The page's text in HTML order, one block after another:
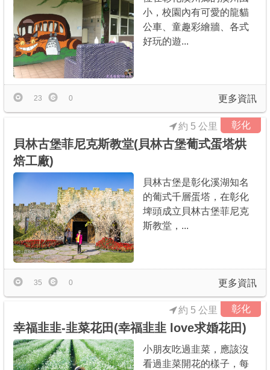
小，校園內有可愛的龍貓
公車、童趣彩繪牆、各式
好玩的遊...
更多資訊
23 0
彰化
約 5 公里
貝林古堡菲尼克斯教堂(貝林古堡葡式蛋塔烘
焙工廠)
貝林古堡是彰化溪湖知名
的葡式千層蛋塔，在彰化
埤頭成立貝林古堡菲尼克
斯教堂，...
更多資訊
35 0
彰化
約 5 公里
幸福韭韭-韭菜花田(幸福韭韭 love求婚花田)
小朋友吃過韭菜，應該沒
看過韭菜開花的樣子，每